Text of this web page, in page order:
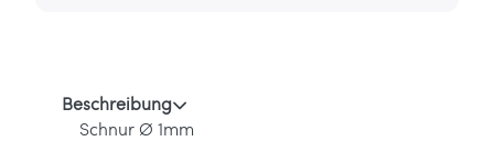
Beschreibung
Schnur Ø 1mm